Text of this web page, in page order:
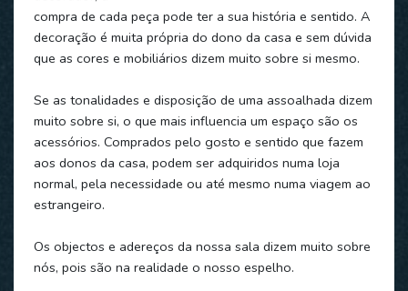
compra de cada peça pode ter a sua história e sentido. A
decoração é muita própria do dono da casa e sem dúvida
que as cores e mobiliários dizem muito sobre si mesmo.
Se as tonalidades e disposição de uma assoalhada dizem
muito sobre si, o que mais influencia um espaço são os
acessórios. Comprados pelo gosto e sentido que fazem
aos donos da casa, podem ser adquiridos numa loja
normal, pela necessidade ou até mesmo numa viagem ao
estrangeiro.
Os objectos e adereços da nossa sala dizem muito sobre
nós, pois são na realidade o nosso espelho.